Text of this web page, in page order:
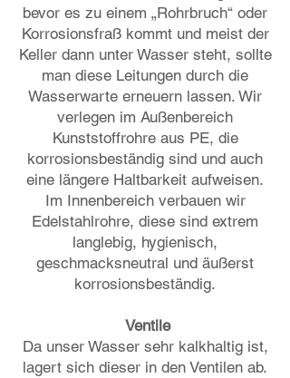
bevor es zu einem „Rohrbruch“ oder
Korrosionsfraß kommt und meist der
Keller dann unter Wasser steht, sollte
man diese Leitungen durch die
Wasserwarte erneuern lassen. Wir
verlegen im Außenbereich
Kunststoffrohre aus PE, die
korrosionsbeständig sind und auch
eine längere Haltbarkeit aufweisen.
Im Innenbereich verbauen wir
Edelstahlrohre, diese sind extrem
langlebig, hygienisch,
geschmacksneutral und äußerst
korrosionsbeständig.
Ventile
Da unser Wasser sehr kalkhaltig ist,
lagert sich dieser in den Ventilen ab.